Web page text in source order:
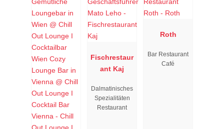
Fischrestaur
ant Kaj
Dalmatinisches
Spezialitäten
Restaurant
Roth
Bar Restaurant
Café